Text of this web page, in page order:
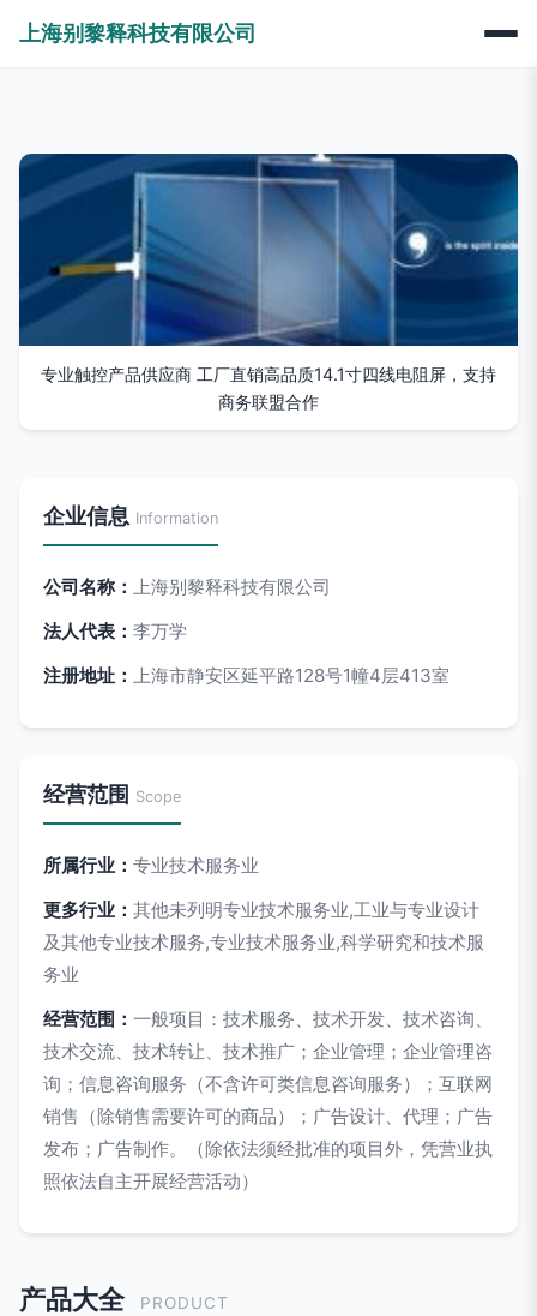
上海别黎释科技有限公司
专业触控产品供应商 工厂直销高品质14.1寸四线电阻屏，支持
商务联盟合作
企业信息 Information
公司名称： 上海别黎释科技有限公司
法人代表： 李万学
注册地址： 上海市静安区延平路128号1幢4层413室
经营范围 Scope
所属行业： 专业技术服务业
更多行业： 其他未列明专业技术服务业,工业与专业设计
及其他专业技术服务,专业技术服务业,科学研究和技术服
务业
经营范围： 一般项目：技术服务、技术开发、技术咨询、
技术交流、技术转让、技术推广；企业管理；企业管理咨
询；信息咨询服务（不含许可类信息咨询服务）；互联网
销售（除销售需要许可的商品）；广告设计、代理；广告
发布；广告制作。（除依法须经批准的项目外，凭营业执
照依法自主开展经营活动）
产品大全 PRODUCT